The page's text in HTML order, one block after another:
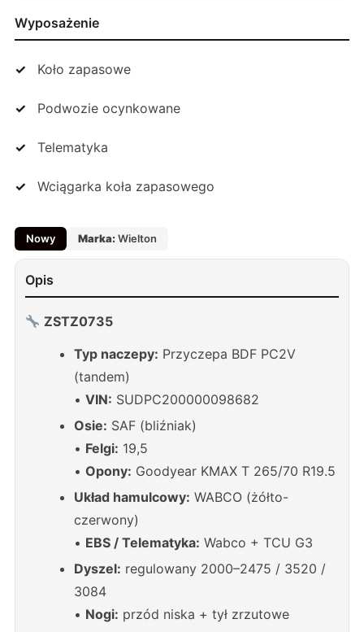
Wyposażenie
Koło zapasowe
Podwozie ocynkowane
Telematyka
Wciągarka koła zapasowego
Nowy Marka:Wielton
Opis
ZSTZ0735
Typ naczepy: Przyczepa BDF PC2V
(tandem)
• VIN: SUDPC200000098682
Osie: SAF (bliźniak)
• Felgi: 19,5
• Opony: Goodyear KMAX T 265/70 R19.5
Układ hamulcowy: WABCO (żółto-
czerwony)
• EBS / Telematyka: Wabco + TCU G3
Dyszel: regulowany 2000–2475 / 3520 /
3084
• Nogi: przód niska + tył zrzutowe